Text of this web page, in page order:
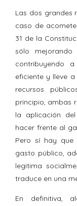
Las dos grandes
caso de
31 de la
sólo
contribuyendo
eficiente y lleve
recursos
principio, ambas
la aplicación
hacer frente al
Pero sí hay
gasto público,
legitima
traduce en una
En definitiva,